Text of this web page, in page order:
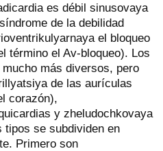
es débil sinusovaya
de la debilidad
el bloqueo
término el Av-bloqueo). Los
más diversos, pero
de las aurículas
corazón),
y zheludochkovaya
tipos se subdividen en
Primero son